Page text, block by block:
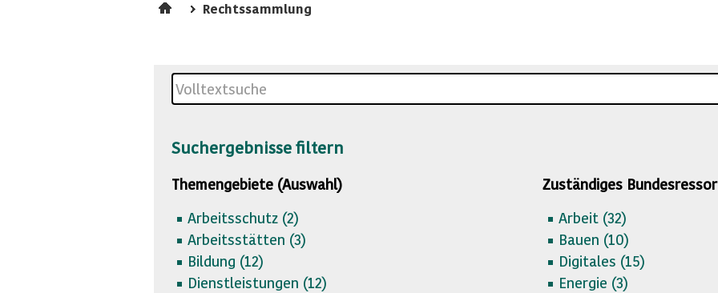
Rechtssammlung
Suchergebnisse filtern
Themengebiete (Auswahl)
Arbeitsschutz (2)
Arbeitsstätten (3)
Bildung (12)
Dienstleistungen (12)
Zuständiges
Arbeit (32)
Bauen (10)
Digitales (15)
Energie (3)